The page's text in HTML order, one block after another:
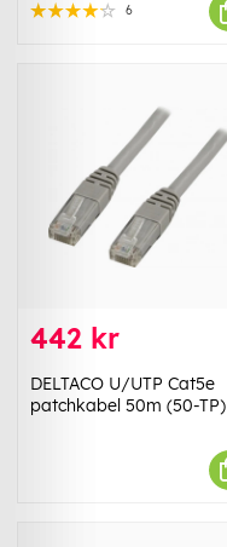
6
442 kr
DELTACO U/UTP Cat5e
patchkabel 50m (50-TP)